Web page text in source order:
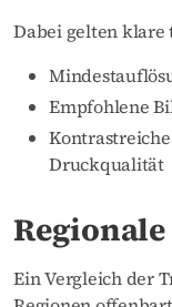
Dabei gelten klare
Empfohlene
Druckqualität
Ein Vergleich der